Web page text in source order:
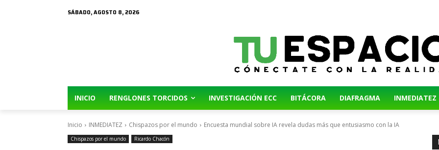
SÁBADO, AGOSTO 8, 2026
INICIO RENGLONES TORCIDOS INVESTIGACIÓN ECC BITÁCORA DIAFRAGMA INMEDIATEZ
Inicio INMEDIATEZ Chispazos por el mundo Encuesta mundial sobre IA revela dudas más que entusiasmo con la IA
Chispazos por el mundo Ricardo Chacón